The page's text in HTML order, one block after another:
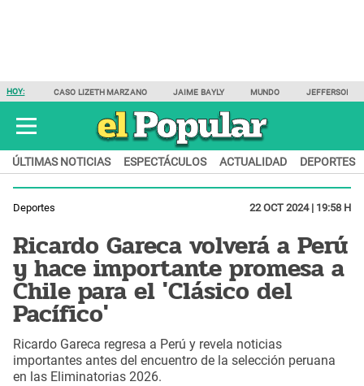
HOY: CASO LIZETH MARZANO JAIME BAYLY MUNDO JEFFERSON
ÚLTIMAS NOTICIAS ESPECTÁCULOS ACTUALIDAD DEPORTES
Deportes 22 OCT 2024 | 19:58 H
Ricardo Gareca volverá a Perú
y hace importante promesa a
Chile para el 'Clásico del
Pacífico'
Ricardo Gareca regresa a Perú y revela noticias
importantes antes del encuentro de la selección peruana
en las Eliminatorias 2026.